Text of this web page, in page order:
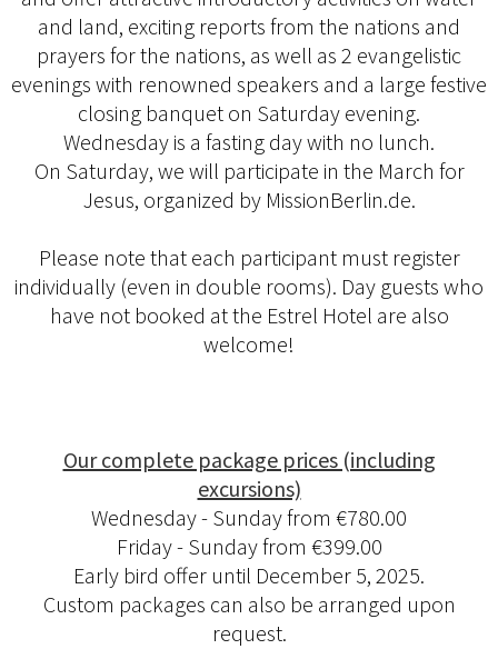
and land, exciting reports from the nations and
prayers for the nations, as well as 2 evangelistic
evenings with renowned speakers and a large festive
closing banquet on Saturday evening.
Wednesday is a fasting day with no lunch.
On Saturday, we will participate in the March for
Jesus, organized by MissionBerlin.de.
Please note that each participant must register
individually (even in double rooms). Day guests who
have not booked at the Estrel Hotel are also
welcome!
Our complete package prices (including
excursions)
Wednesday - Sunday from €780.00
Friday - Sunday from €399.00
Early bird offer until December 5, 2025.
Custom packages can also be arranged upon
request.